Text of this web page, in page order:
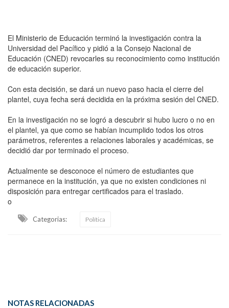
El Ministerio de Educación terminó la investigación contra la
Universidad del Pacífico y pidió a la Consejo Nacional de
Educación (CNED) revocarles su reconocimiento como institución
de educación superior.
Con esta decisión, se dará un nuevo paso hacia el cierre del
plantel, cuya fecha será decidida en la próxima sesión del CNED.
En la investigación no se logró a descubrir si hubo lucro o no en
el plantel, ya que como se habían incumplido todos los otros
parámetros, referentes a relaciones laborales y académicas, se
decidió dar por terminado el proceso.
Actualmente se desconoce el número de estudiantes que
permanece en la institución, ya que no existen condiciones ni
disposición para entregar certificados para el traslado.
o
Categorias: Política
NOTAS RELACIONADAS